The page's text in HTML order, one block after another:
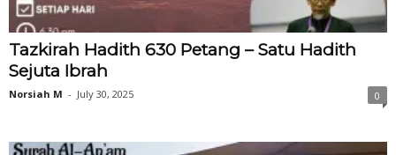
Tazkirah Hadith 630 Petang – Satu Hadith
Sejuta Ibrah
Norsiah M - July 30, 2025 0